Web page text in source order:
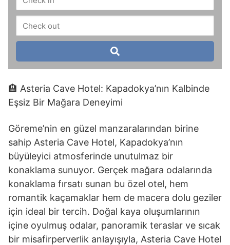
🏨 Asteria Cave Hotel: Kapadokya’nın Kalbinde
Eşsiz Bir Mağara Deneyimi
Göreme’nin en güzel manzaralarından birine
sahip Asteria Cave Hotel, Kapadokya’nın
büyüleyici atmosferinde unutulmaz bir
konaklama sunuyor. Gerçek mağara odalarında
konaklama fırsatı sunan bu özel otel, hem
romantik kaçamaklar hem de macera dolu geziler
için ideal bir tercih. Doğal kaya oluşumlarının
içine oyulmuş odalar, panoramik teraslar ve sıcak
bir misafirperverlik anlayışıyla, Asteria Cave Hotel